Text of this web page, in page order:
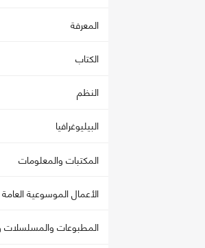
المعرفة
الكتاب
النظم
البيليوغرافيا
المكتبات والمعلومات
الأعمال الموسوعية العامة
المطبوعات والمسلسلات